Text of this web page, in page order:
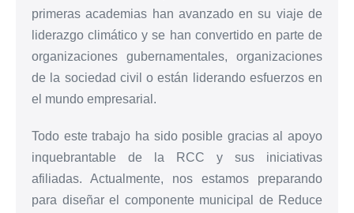
primeras academias han avanzado en su viaje de
liderazgo climático y se han convertido en parte de
organizaciones gubernamentales, organizaciones
de la sociedad civil o están liderando esfuerzos en
el mundo empresarial.
Todo este trabajo ha sido posible gracias al apoyo
inquebrantable de la RCC y sus iniciativas
afiliadas. Actualmente, nos estamos preparando
para diseñar el componente municipal de Reduce